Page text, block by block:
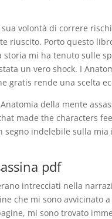
sua volontà di correre
riuscito. Porto questo
storia mi ha tenuto sulle
un vero shock. I
gratis rende una scelta
della mente
made the characters
indelebile sulla
pdf
intrecciati nella
che mi sono avvicinato
mi sono trovato